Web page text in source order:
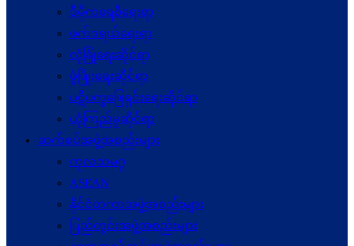
ဒီမိုကရေစီရေးရာ
ဖက်ဒရယ်ရေးရာ
လုံခြုံရေးဆိုင်ရာ
ဖွံဖြိုးရေးဆိုင်ရာ
ပဋိပက္ခ‌ဖြေရှင်းရေးဆိုင်ရာ
ယုံကြည်မှုဆိုင်ရာ
ဆက်စပ်အဖွဲ့အစည်းများ
ကုလသမဂ္ဂ
ASEAN
နိုင်ငံတကာအဖွဲ့အစည်းများ
ပြည်တွင်းအဖွဲ့အစည်းများ